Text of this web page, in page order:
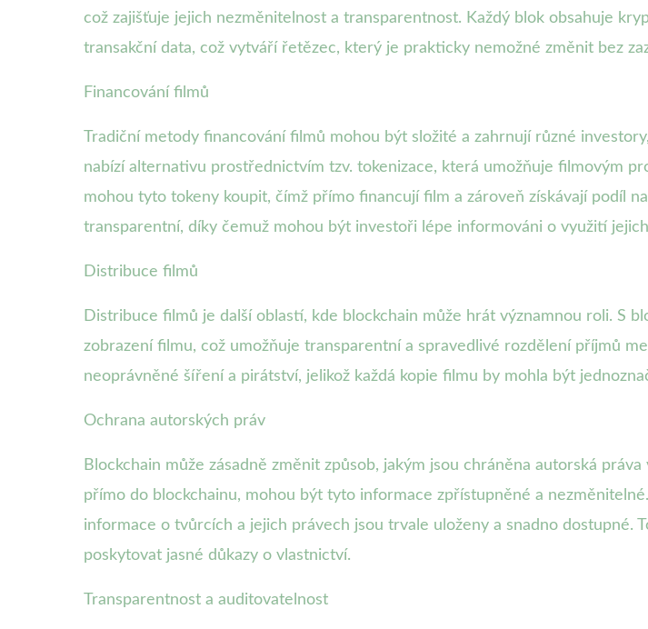
což zajišťuje jejich nezměnitelnost a transparentnost. Každý blok obsahuje
transakční data, což vytváří řetězec, který je prakticky nemožné změnit bez
Financování filmů
Tradiční metody financování filmů mohou být složité a zahrnují různé
nabízí alternativu prostřednictvím tzv. tokenizace, která umožňuje filmovým
mohou tyto tokeny koupit, čímž přímo financují film a zároveň získávají podíl
transparentní, díky čemuž mohou být investoři lépe informováni o využití
Distribuce filmů
Distribuce filmů je další oblastí, kde blockchain může hrát významnou roli. S
zobrazení filmu, což umožňuje transparentní a spravedlivé rozdělení příjmů
neoprávněné šíření a pirátství, jelikož každá kopie filmu by mohla být
Ochrana autorských práv
Blockchain může zásadně změnit způsob, jakým jsou chráněna autorská
přímo do blockchainu, mohou být tyto informace zpřístupněné a
informace o tvůrcích a jejich právech jsou trvale uloženy a snadno dostupné.
poskytovat jasné důkazy o vlastnictví.
Transparentnost a auditovatelnost